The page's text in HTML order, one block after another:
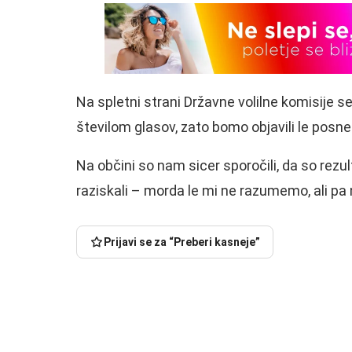
Na spletni strani Državne volilne komisije
številom glasov, zato bomo objavili le
Na občini so nam sicer sporočili, da so
raziskali – morda le mi ne razumemo, ali
Prijavi se za “Preberi kasneje”